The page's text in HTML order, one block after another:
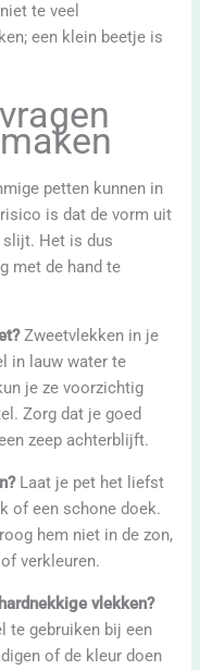
te veel
een klein beetje is
petten kunnen in
is dat de vorm uit
Het is dus
met de hand te
Zweetvlekken in je
in lauw water te
je ze voorzichtig
Zorg dat je goed
zeep achterblijft.
Laat je pet het liefst
of een schone doek.
hem niet in de zon,
verkleuren.
vlekken?
te gebruiken bij een
of de kleur doen